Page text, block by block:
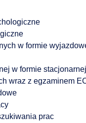
w formie
w formie stacjonarnej
wraz z egzaminem
prac